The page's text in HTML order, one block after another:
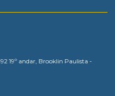
19º andar, Brooklin Paulista -